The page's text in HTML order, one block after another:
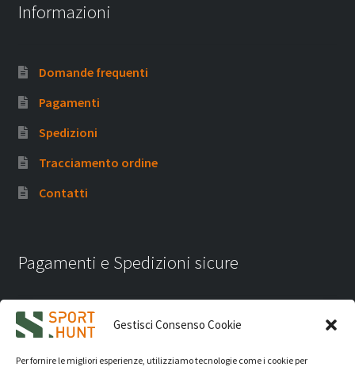
Gestisci Consenso Cookie
Per fornire le migliori esperienze, utilizziamo tecnologie come i cookie per
Informazioni
Domande frequenti
Pagamenti
Spedizioni
Tracciamento ordine
Contatti
Pagamenti e Spedizioni sicure